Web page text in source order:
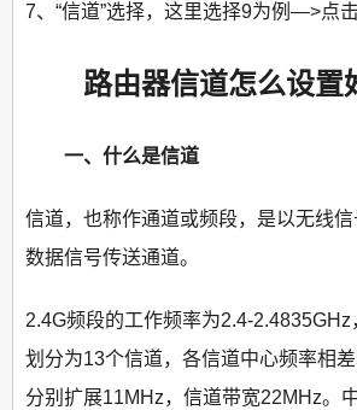
7、“信道”选择，这里选择9为例—>点击
路由器信道怎么设置
一、什么是信道
信道，也称作通道或频段，是以无线
数据信号传送通道。
2.4G频段的工作频率为2.4-
划分为13个信道，各信道中心频率相
分别扩展11MHz，信道带宽22MHz。